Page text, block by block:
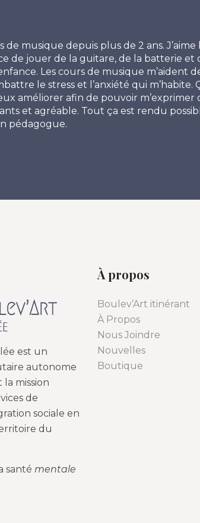
de musique depuis plus de 2 ans.
de jouer de la guitare, de la batterie
Les cours de musique m’aident
le stress et l’anxiété qui
améliorer afin de pouvoir
et agréable. Tout ça est rendu
pédagogue.
est un
autonome
mission
de
sociale en
du
santé mentale
À propos
Boulev’Art itinérant
À Propos
Nous Joindre
Nouvelles
Boutique